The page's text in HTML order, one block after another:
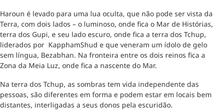
Haroun é levado para uma lua oculta, que não pode ser vista da
Terra, com dois lados – o luminoso, onde fica o Mar de Histórias,
terra dos Gupi, e seu lado escuro, onde fica a terra dos Tchup,
liderados por KapphamShud e que veneram um ídolo de gelo
sem língua, Bezabhan. Na fronteira entre os dois reinos fica a
Zona da Meia Luz, onde fica a nascente do Mar.
Na terra dos Tchup, as sombras tem vida independente das
pessoas, são diferentes em forma e podem estar em locais bem
distantes, interligadas a seus donos pela escuridão.